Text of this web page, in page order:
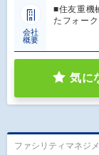
会社
概要
■住友重機
たフォー
気に
ファシリティマネジ